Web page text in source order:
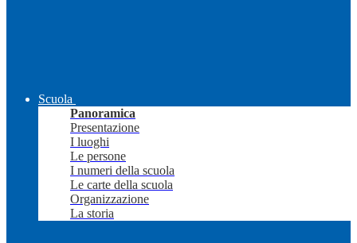
Scuola
Panoramica
Presentazione
I luoghi
Le persone
I numeri della scuola
Le carte della scuola
Organizzazione
La storia